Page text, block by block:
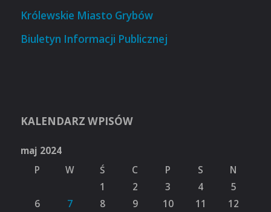
Królewskie Miasto Grybów
Biuletyn Informacji Publicznej
KALENDARZ WPISÓW
maj 2024
P
W Ś C P S
N
1
2 3 4
5
6
7 8 9 10 11
12